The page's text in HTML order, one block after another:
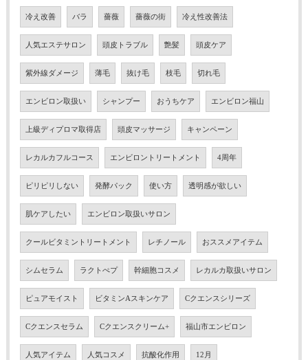
冷え改善 バラ 薔薇 薔薇の街 冷え性改善法
人気エステサロン 頭皮トラブル 艶髪 頭皮ケア
紫外線ダメージ 薄毛 抜け毛 枝毛 切れ毛
エンビロン取扱い シャンプー おうちケア エンビロン福山
上級ディプロマ取得店 頭皮マッサージ キャンペーン
レカルカフルコース エンビロントリートメント 4周年
ピリピリしない 発酵パック 使い方 透明感が欲しい
肌ケアしたい エンビロン取扱いサロン
クールビタミントリートメント レチノール おススメアイテム
シムセラム ラクトぺプ 幹細胞コスメ レカルカ取扱いサロン
ピュアモイスト ビタミンAスキンケア Cクエンスシリーズ
Cクエンスセラム Cクエンスクリーム+ 福山市エンビロン
人気アイテム 人気コスメ 抗酸化作用 12月